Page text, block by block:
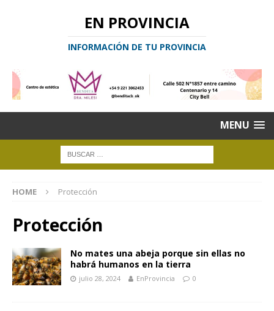
EN PROVINCIA
INFORMACIÓN DE TU PROVINCIA
MENU
HOME Protección
Protección
No mates una abeja porque sin ellas no
habrá humanos en la tierra
julio 28, 2024 EnProvincia 0